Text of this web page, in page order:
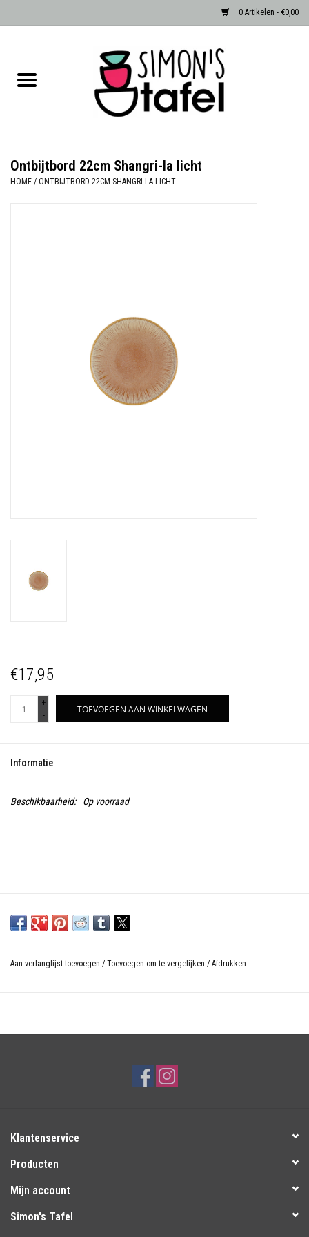
0 Artikelen - €0,00
Albast waxinehouders van Zenza
Ontbijtbord 22cm Shangri-la licht
HOME / ONTBIJTBORD 22CM SHANGRI-LA LICHT
€17,95
+
-
TOEVOEGEN AAN WINKELWAGEN
Informatie
Beschikbaarheid: Op voorraad
Aan verlanglijst toevoegen / Toevoegen om te vergelijken / Afdrukken
Klantenservice
Producten
Mijn account
Simon's Tafel